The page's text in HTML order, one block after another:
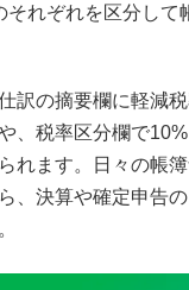
それぞれを区分して
訳の摘要欄に軽減
、税率区分欄で
れます。日々の帳
、決算や確定申告